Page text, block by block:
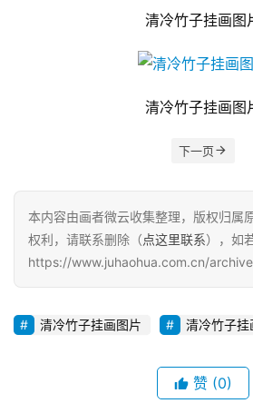
清冷竹子挂画图
清冷竹子挂画图
下一页
本内容由画者微云收集整理，版权归属
权利，请联系删除（点这里联系），如
https://www.juhaohua.com.cn/
清冷竹子挂画图片 清冷竹子
赞 (0)